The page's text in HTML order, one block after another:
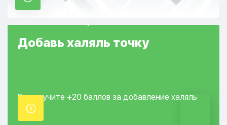
Добавь халяль точку
Вы получите +20 баллов за добавление халяль
точки.